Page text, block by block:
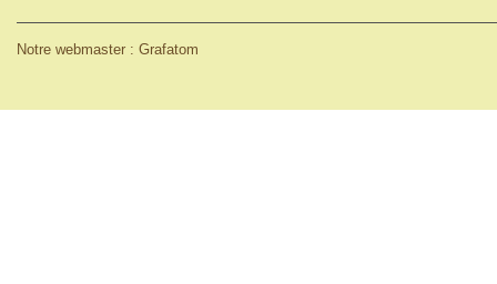
Notre webmaster : Grafatom